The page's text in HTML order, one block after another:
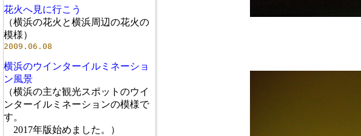
花火へ見に行こう
（横浜の花火と横浜周辺の花火の
模様）
2009.06.08
横浜のウインターイルミネーショ
ン風景
（横浜の主な観光スポットのウイ
ンターイルミネーションの模様で
す。
2017年版始めました。）